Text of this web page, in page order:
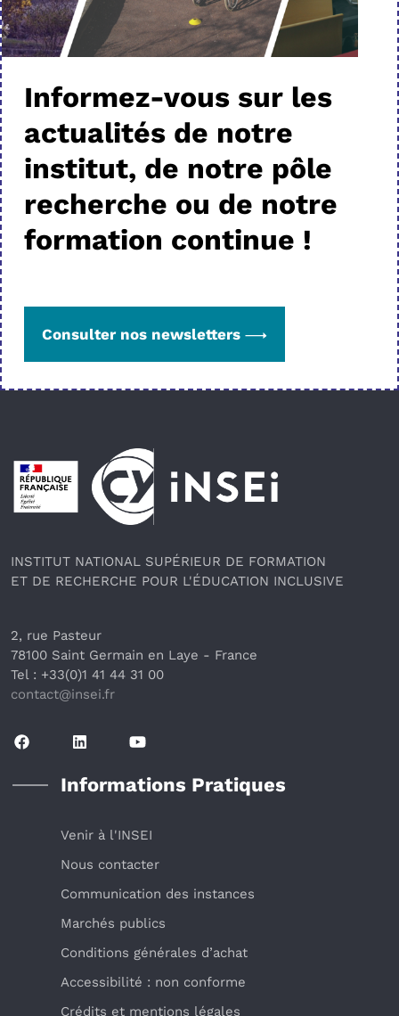
Informez-vous sur les
actualités de notre
institut, de notre pôle
recherche ou de notre
formation continue !
Consulter nos newsletters
Pied de page
INSTITUT NATIONAL SUPÉRIEUR DE FORMATION
ET DE RECHERCHE POUR L'ÉDUCATION INCLUSIVE
2, rue Pasteur
78100 Saint Germain en Laye - France
Tel : +33(0)1 41 44 31 00
contact@insei.fr
Informations Pratiques
Venir à l'INSEI
Nous contacter
Communication des instances
Marchés publics
Conditions générales d’achat
Accessibilité : non conforme
Crédits et mentions légales